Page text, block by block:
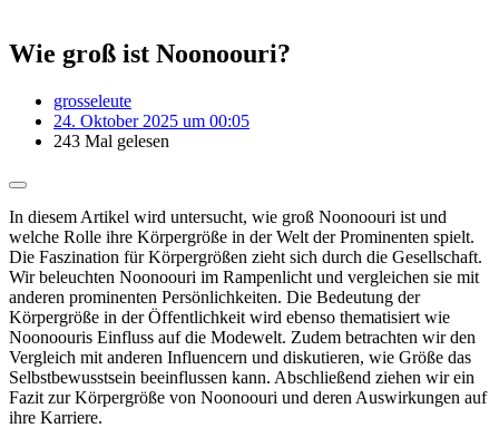
Wie groß ist Noonoouri?
grosseleute
24. Oktober 2025 um 00:05
243 Mal gelesen
In diesem Artikel wird untersucht, wie groß Noonoouri ist und
welche Rolle ihre Körpergröße in der Welt der Prominenten spielt.
Die Faszination für Körpergrößen zieht sich durch die Gesellschaft.
Wir beleuchten Noonoouri im Rampenlicht und vergleichen sie mit
anderen prominenten Persönlichkeiten. Die Bedeutung der
Körpergröße in der Öffentlichkeit wird ebenso thematisiert wie
Noonoouris Einfluss auf die Modewelt. Zudem betrachten wir den
Vergleich mit anderen Influencern und diskutieren, wie Größe das
Selbstbewusstsein beeinflussen kann. Abschließend ziehen wir ein
Fazit zur Körpergröße von Noonoouri und deren Auswirkungen auf
ihre Karriere.